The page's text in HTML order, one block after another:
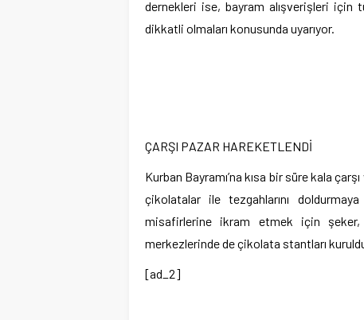
dernekleri ise, bayram alışverişleri için
dikkatli olmaları konusunda uyarıyor.
ÇARŞI PAZAR HAREKETLENDİ
Kurban Bayramı’na kısa bir süre kala
çikolatalar ile tezgahlarını
misafirlerine ikram etmek için
merkezlerinde de çikolata stantları
[ad_2]